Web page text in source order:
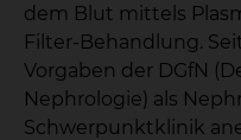
dem Blut mittels
Filter-Behandlung.
Vorgaben der DGfN
Nephrologie) als
Schwerpunktklinik